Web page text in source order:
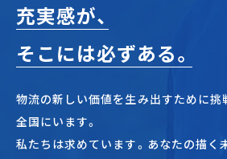
充実感が、
そこには必ずある。
物流の新しい価値を生み出すために挑
全国にいます。
私たちは求めています。あなたの描く